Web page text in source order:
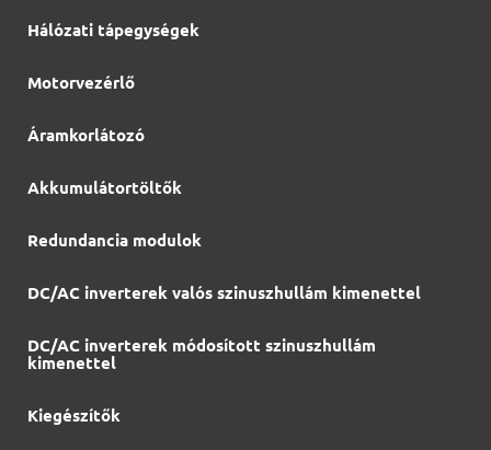
Hálózati tápegységek
Motorvezérlő
Áramkorlátozó
Akkumulátortöltők
Redundancia modulok
DC/AC inverterek valós szinuszhullám kimenettel
DC/AC inverterek módosított szinuszhullám
kimenettel
Kiegészítők